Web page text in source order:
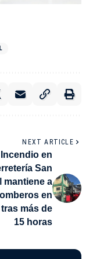
NEXT ARTICLE
Incendio en
San
mantiene a
en
más de
15 horas